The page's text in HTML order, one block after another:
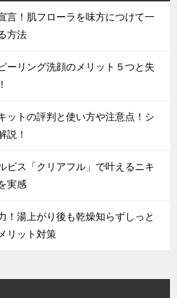
言！肌フローラを味方につけて一
方法
ーリング洗顔のメリット５つと失
ットの評判と使い方や注意点！シ
説！
ビス「クリアフル」で叶えるニキ
実感
！湯上がり後も乾燥知らずしっと
リット対策